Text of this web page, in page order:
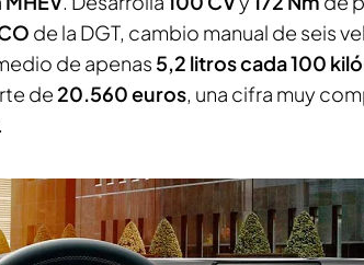
de la DGT, cambio manual de seis
de apenas 5,2 litros cada 100
de 20.560 euros, una cifra muy